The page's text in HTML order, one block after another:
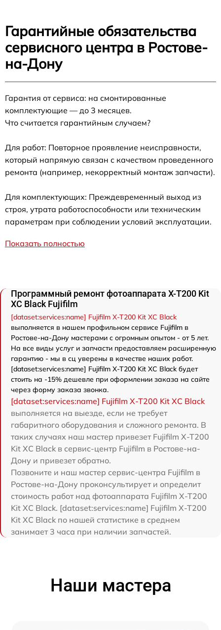
Гарантийные обязательства
сервисного центра в Ростове-
на-Дону
Гарантия от сервиса: на смонтированные
комплектующие — до 3 месяцев.
Что считается гарантийным случаем?
Для работ: Повторное проявление неисправности,
который напрямую связан с качеством проведенного
ремонта (например, некорректный монтаж запчасти).
Для комплектующих: Преждевременный выход из
строя, утрата работоспособности или техническим
параметрам при соблюдении условий эксплуатации.
Показать полностью
Программный ремонт фотоаппарата X-T200 Kit
XC Black Fujifilm
[dataset:services:name] Fujifilm X-T200 Kit XC Black
выполняется в нашем профильном сервисе Fujifilm в
Ростове-на-Дону мастерами с огромным опытом - от 5 лет.
На все виды услуг и запчасти предоставляем расширенную
гарантию - мы в сц уверены в качестве наших работ.
[dataset:services:name] Fujifilm X-T200 Kit XC Black будет
стоить на -15% дешевле при оформлении заказа на сайте
через форму заказа звонка.
[dataset:services:name] Fujifilm X-T200 Kit XC Black
выполняется на выезде, если не требует
габаритного оборудования и сложного ремонта. В
таких случаях наш мастер привезет Fujifilm X-T200
Kit XC Black в сервис-центр Fujifilm в Ростове-на-
Дону и привезет обратно.
Позвоните и наш мастер сервис-центра Fujifilm в
Ростове-на-Дону проконсультирует и определит
стоимость работ над фотоаппарата Fujifilm X-T200
Kit XC Black. [dataset:services:name] Fujifilm X-T200
Kit XC Black по нашей статистике в среднем
занимает 3 часа при наличии запчастей.
Наши мастера